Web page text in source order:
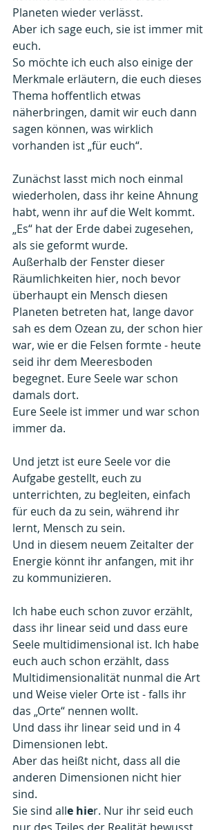
Planeten wieder verlässt.
Aber ich sage euch, sie ist immer mit
euch.
So möchte ich euch also einige der
Merkmale erläutern, die euch dieses
Thema hoffentlich etwas
näherbringen, damit wir euch dann
sagen können, was wirklich
vorhanden ist „für euch“.
Zunächst lasst mich noch einmal
wiederholen, dass ihr keine Ahnung
habt, wenn ihr auf die Welt kommt.
„Es“ hat der Erde dabei zugesehen,
als sie geformt wurde.
Außerhalb der Fenster dieser
Räumlichkeiten hier, noch bevor
überhaupt ein Mensch diesen
Planeten betreten hat, lange davor
sah es dem Ozean zu, der schon hier
war, wie er die Felsen formte - heute
seid ihr dem Meeresboden
begegnet. Eure Seele war schon
damals dort.
Eure Seele ist immer und war schon
immer da.
Und jetzt ist eure Seele vor die
Aufgabe gestellt, euch zu
unterrichten, zu begleiten, einfach
für euch da zu sein, während ihr
lernt, Mensch zu sein.
Und in diesem neuem Zeitalter der
Energie könnt ihr anfangen, mit ihr
zu kommunizieren.
Ich habe euch schon zuvor erzählt,
dass ihr linear seid und dass eure
Seele multidimensional ist. Ich habe
euch auch schon erzählt, dass
Multidimensionalität nunmal die Art
und Weise vieler Orte ist - falls ihr
das „Orte“ nennen wollt.
Und dass ihr linear seid und in 4
Dimensionen lebt.
Aber das heißt nicht, dass all die
anderen Dimensionen nicht hier
sind.
Sie sind alle hier. Nur ihr seid euch